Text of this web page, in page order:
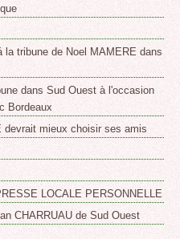
la tribune de Noel MAMERE dans
dans Sud Ouest à l'occasion
Bordeaux
devrait mieux choisir ses amis
LOCALE PERSONNELLE
CHARRUAU de Sud Ouest